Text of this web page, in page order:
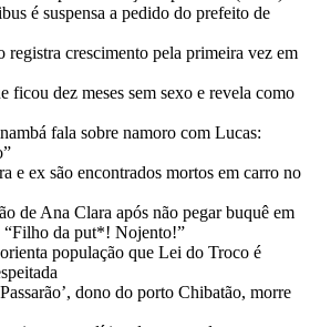
é suspensa a pedido do prefeito de
registra crescimento pela primeira vez em
ficou dez meses sem sexo e revela como
fala sobre namoro com Lucas:
e ex são encontrados mortos em carro no
de Ana Clara após não pegar buquê em
“Filho da put*! Nojento!”
população que Lei do Troco é
dono do porto Chibatão, morre